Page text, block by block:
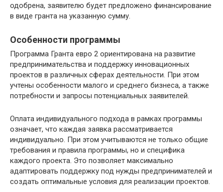
одобрена, заявителю будет предложено финансирование
в виде гранта на указанную сумму.
Особенности программы
Программа Гранта евро 2 ориентирована на развитие
предпринимательства и поддержку инновационных
проектов в различных сферах деятельности. При этом
учтены особенности малого и среднего бизнеса, а также
потребности и запросы потенциальных заявителей.
Оплата индивидуального подхода в рамках программы
означает, что каждая заявка рассматривается
индивидуально. При этом учитываются не только общие
требования и правила программы, но и специфика
каждого проекта. Это позволяет максимально
адаптировать поддержку под нужды предпринимателей и
создать оптимальные условия для реализации проектов.